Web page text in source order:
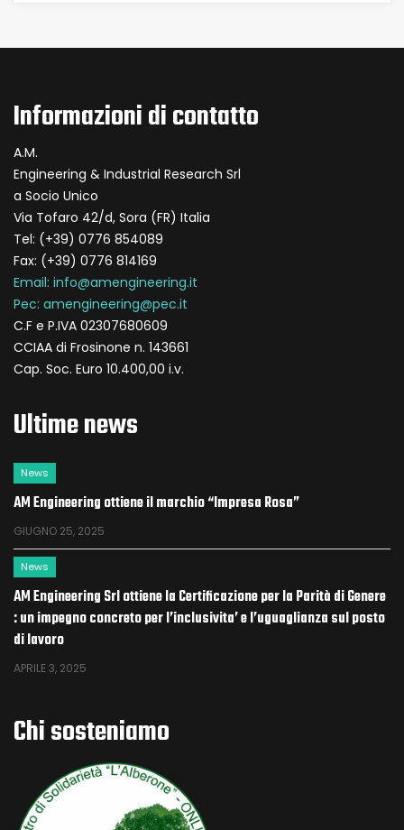
Informazioni di contatto
A.M.
Engineering & Industrial Research Srl
a Socio Unico
Via Tofaro 42/d, Sora (FR) Italia
Tel: (+39) 0776 854089
Fax: (+39) 0776 814169
Email: info@amengineering.it
Pec: amengineering@pec.it
C.F e P.IVA 02307680609
CCIAA di Frosinone n. 143661
Cap. Soc. Euro 10.400,00 i.v.
Ultime news
News
AM Engineering ottiene il marchio “Impresa Rosa”
GIUGNO 25, 2025
News
AM Engineering Srl ottiene la Certificazione per la Parità di Genere
: un impegno concreto per l’inclusivita’ e l’uguaglianza sul posto
di lavoro
APRILE 3, 2025
Decreto Sicurezza 2025: cosa cambia con la conversione del DL
GENNAIO 23, 2026
News
Chi sosteniamo